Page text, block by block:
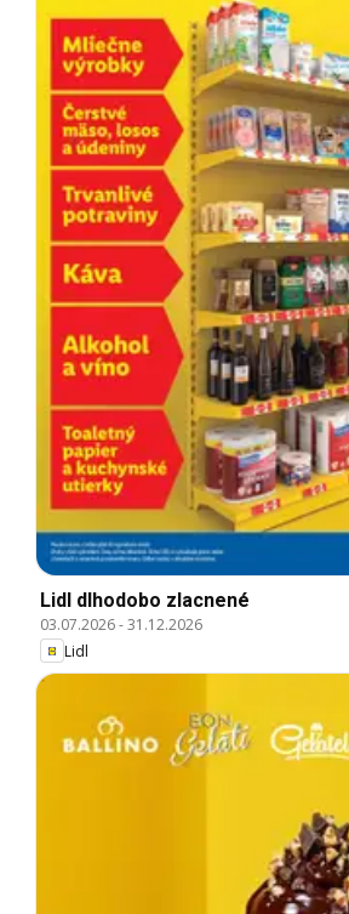
Lidl dlhodobo zlacnené
03.07.2026-31.12.2026
Lidl